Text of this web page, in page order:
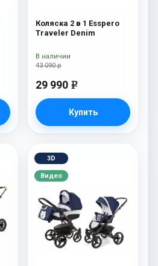
Коляска 2 в 1 Esspero
Traveler Denim
43 090 р
29 990 e
Купить
В наличии
3D
Видео